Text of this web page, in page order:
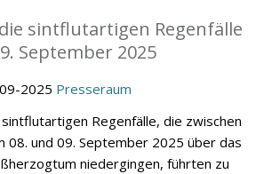
sintflutartigen Regenfälle
September 2025
2025 Presseraum
Regenfälle, die zwischen
08. und 09. September 2025 über das
niedergingen, führten zu